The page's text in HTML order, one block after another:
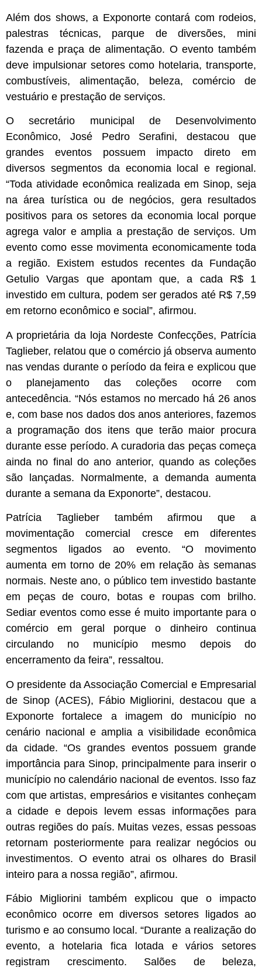
Além dos shows, a Exponorte contará com rodeios,
palestras técnicas, parque de diversões, mini
fazenda e praça de alimentação. O evento também
deve impulsionar setores como hotelaria, transporte,
combustíveis, alimentação, beleza, comércio de
vestuário e prestação de serviços.
O secretário municipal de Desenvolvimento
Econômico, José Pedro Serafini, destacou que
grandes eventos possuem impacto direto em
diversos segmentos da economia local e regional.
“Toda atividade econômica realizada em Sinop, seja
na área turística ou de negócios, gera resultados
positivos para os setores da economia local porque
agrega valor e amplia a prestação de serviços. Um
evento como esse movimenta economicamente toda
a região. Existem estudos recentes da Fundação
Getulio Vargas que apontam que, a cada R$ 1
investido em cultura, podem ser gerados até R$ 7,59
em retorno econômico e social”, afirmou.
A proprietária da loja Nordeste Confecções, Patrícia
Taglieber, relatou que o comércio já observa aumento
nas vendas durante o período da feira e explicou que
o planejamento das coleções ocorre com
antecedência. “Nós estamos no mercado há 26 anos
e, com base nos dados dos anos anteriores, fazemos
a programação dos itens que terão maior procura
durante esse período. A curadoria das peças começa
ainda no final do ano anterior, quando as coleções
são lançadas. Normalmente, a demanda aumenta
durante a semana da Exponorte”, destacou.
Patrícia Taglieber também afirmou que a
movimentação comercial cresce em diferentes
segmentos ligados ao evento. “O movimento
aumenta em torno de 20% em relação às semanas
normais. Neste ano, o público tem investido bastante
em peças de couro, botas e roupas com brilho.
Sediar eventos como esse é muito importante para o
comércio em geral porque o dinheiro continua
circulando no município mesmo depois do
encerramento da feira”, ressaltou.
O presidente da Associação Comercial e Empresarial
de Sinop (ACES), Fábio Migliorini, destacou que a
Exponorte fortalece a imagem do município no
cenário nacional e amplia a visibilidade econômica
da cidade. “Os grandes eventos possuem grande
importância para Sinop, principalmente para inserir o
município no calendário nacional de eventos. Isso faz
com que artistas, empresários e visitantes conheçam
a cidade e depois levem essas informações para
outras regiões do país. Muitas vezes, essas pessoas
retornam posteriormente para realizar negócios ou
investimentos. O evento atrai os olhares do Brasil
inteiro para a nossa região”, afirmou.
Fábio Migliorini também explicou que o impacto
econômico ocorre em diversos setores ligados ao
turismo e ao consumo local. “Durante a realização do
evento, a hotelaria fica lotada e vários setores
registram crescimento. Salões de beleza,